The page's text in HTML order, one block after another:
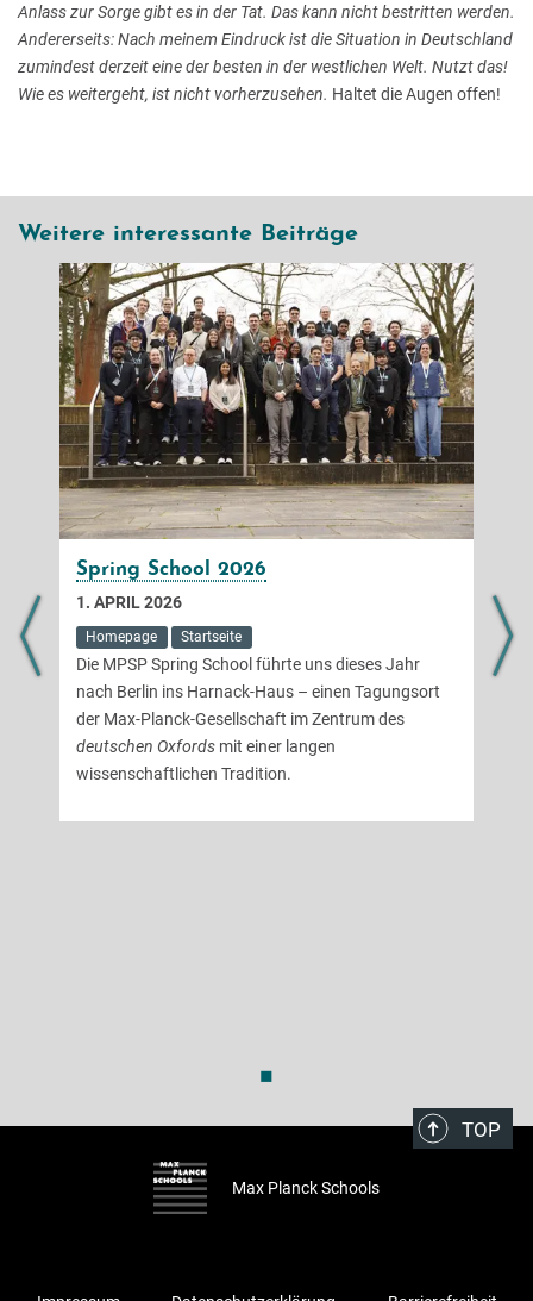
Anlass zur Sorge gibt es in der Tat. Das kann nicht bestritten werden.
Andererseits: Nach meinem Eindruck ist die Situation in Deutschland
zumindest derzeit eine der besten in der westlichen Welt. Nutzt das!
Wie es weitergeht, ist nicht vorherzusehen. Haltet die Augen offen!
Weitere interessante Beiträge
Spring School 2026
1. APRIL 2026
Homepage Startseite
Die MPSP Spring School führte uns dieses Jahr
nach Berlin ins Harnack-Haus – einen Tagungsort
der Max-Planck-Gesellschaft im Zentrum des
deutschen Oxfords mit einer langen
wissenschaftlichen Tradition.
◼
TOP
Max Planck Schools